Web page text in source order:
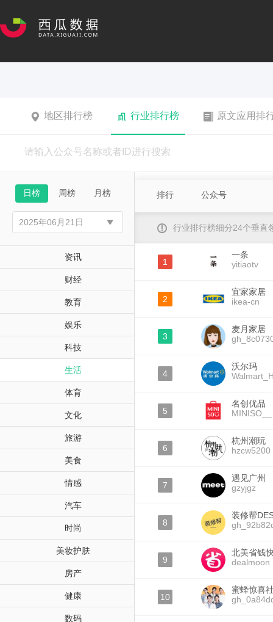
地区排行榜 行业排行榜 原文应用排
日榜 周榜 月榜
资讯
财经
教育
娱乐
科技
生活
体育
文化
旅游
美食
情感
汽车
时尚
美妆护肤
房产
健康
数码
排行 公众号
行业排行榜细分24个垂直
1
一条
yitiaotv
2
宜家家居
ikea-cn
3
麦月家居
4
沃尔玛
5
名创优品
MINISO__
6
杭州潮玩
hzcw5200
7
遇见广州
gzyjgz
8
装修帮
9
北美省钱
dealmoon
10
蜜蜂惊喜